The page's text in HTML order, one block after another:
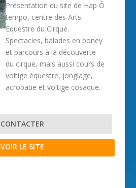
Présentation du site de Hap Ô
tempo, centre des Arts
Equestre du Cirque.
Spectacles, balades en poney
et parcours à la découverte
du cirque, mais aussi cours de
voltige équestre, jonglage,
acrobatie et voltige cosaque.
CONTACTER
VOIR LE SITE